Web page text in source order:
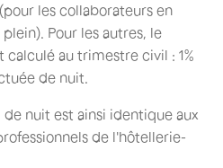
les collaborateurs en
Pour les autres, le
au trimestre civil : 1%
de nuit.
de nuit est ainsi identique aux
de l'hôtellerie-